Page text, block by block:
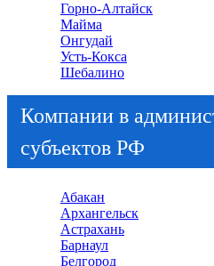
Горно-Алтайск
Майма
Онгудай
Усть-Кокса
Шебалино
Компании в
субъектов РФ
Абакан
Архангельск
Астрахань
Барнаул
Белгород